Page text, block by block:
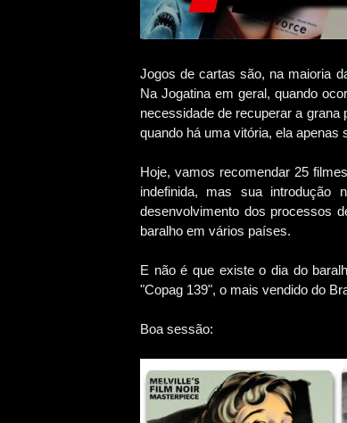
Jogos de cartas são, na maioria
Na Jogatina em geral, quando
necessidade de recuperar a
quando há uma vitória, ela
Hoje, vamos recomendar 25
indefinida, mas sua
desenvolvimento dos processos
baralho em vários países.
E não é que existe o dia do
"Copag 139", o mais vendido do
Boa sessão: